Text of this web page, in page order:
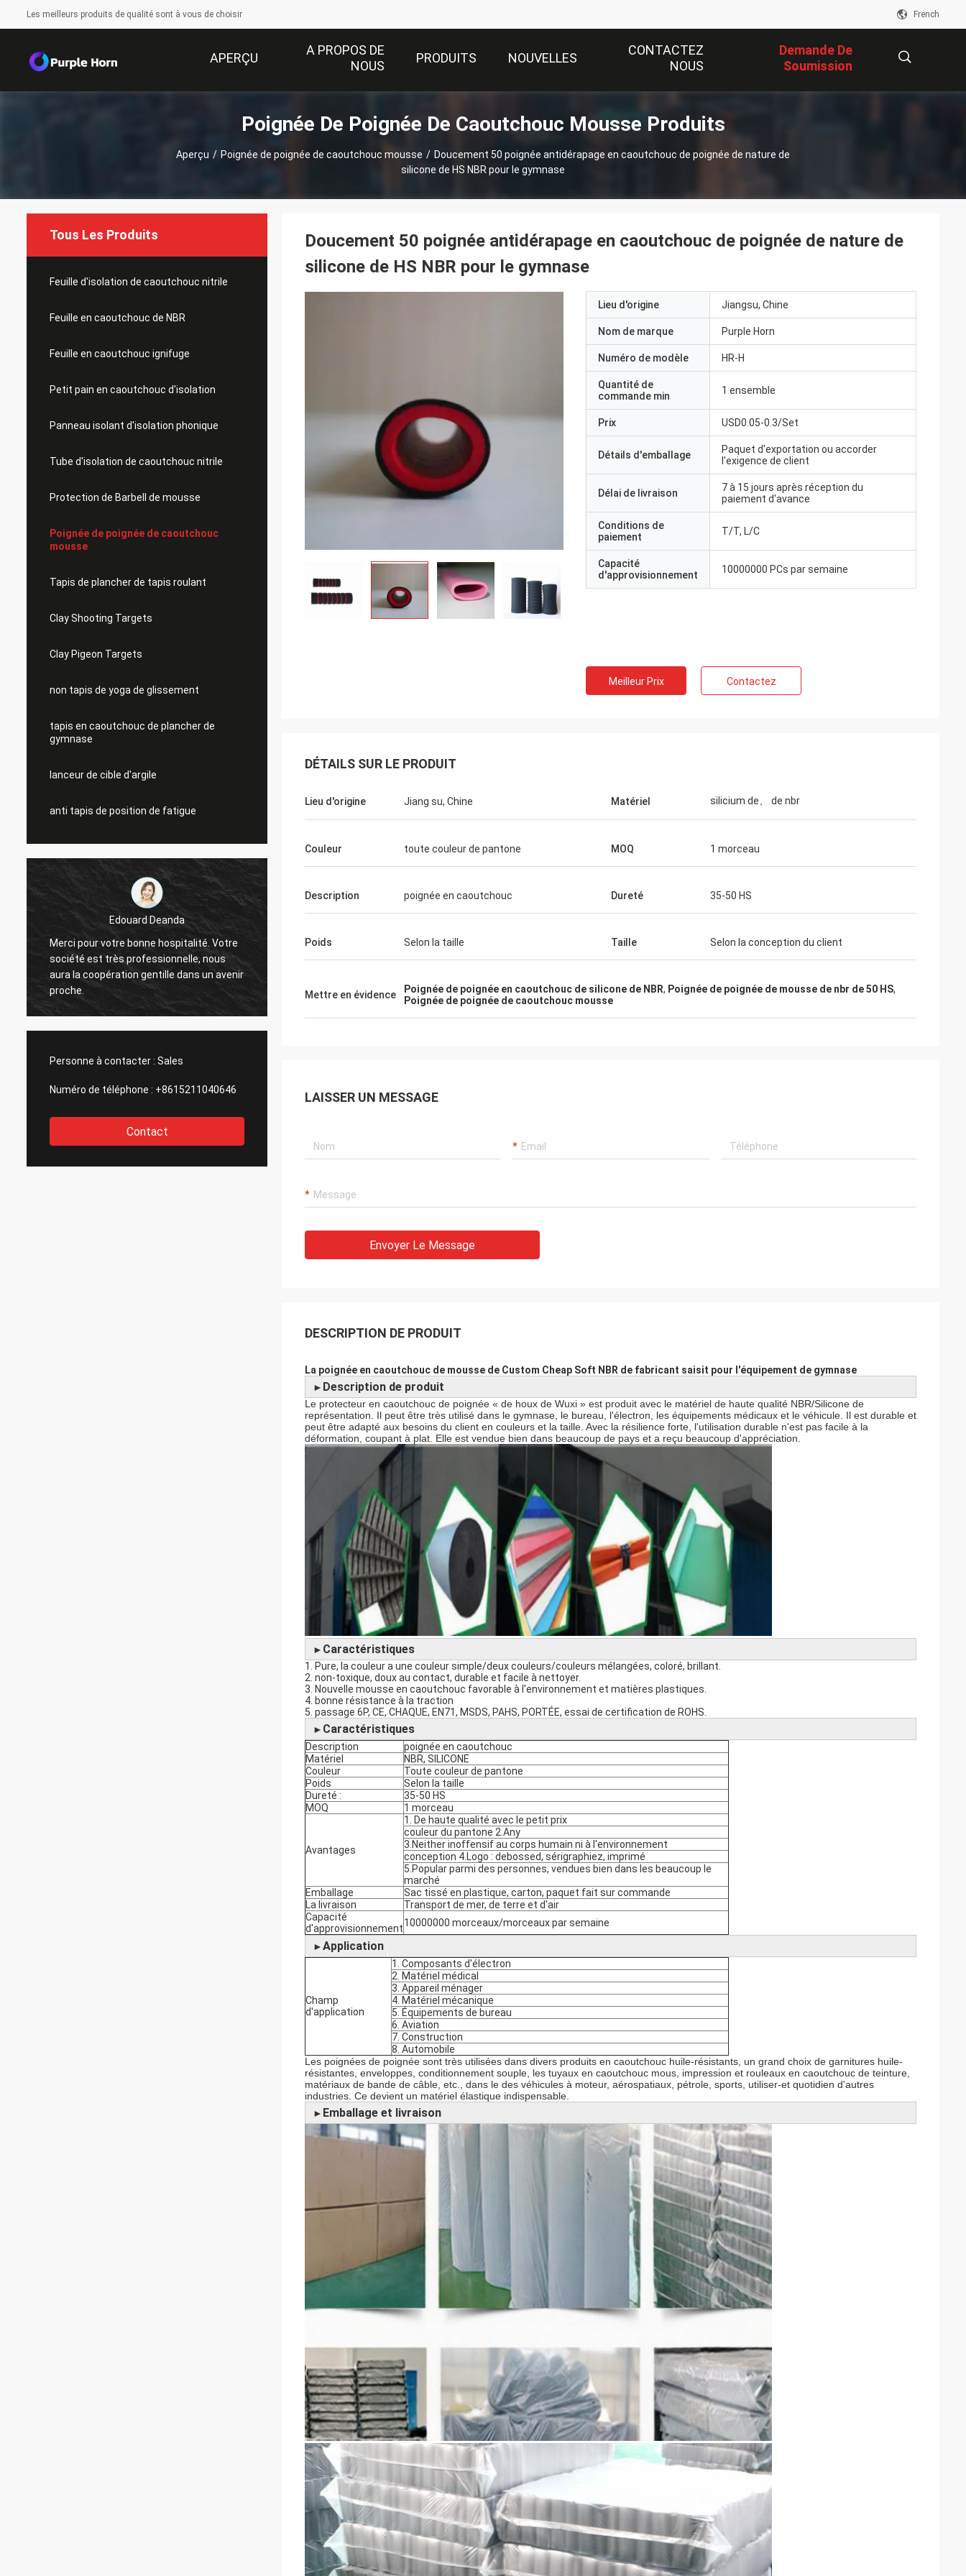
Les meilleurs produits de qualité sont à vous de choisir French
APERÇU
A PROPOS DE
NOUS
PRODUITS NOUVELLES
CONTACTEZ
NOUS
Demande De
Soumission
Poignée De Poignée De Caoutchouc Mousse Produits
Aperçu / Poignée de poignée de caoutchouc mousse / Doucement 50 poignée antidérapage en caoutchouc de poignée de nature de
silicone de HS NBR pour le gymnase
Tous Les Produits
Feuille d'isolation de caoutchouc nitrile
Feuille en caoutchouc de NBR
Feuille en caoutchouc ignifuge
Petit pain en caoutchouc d'isolation
Panneau isolant d'isolation phonique
Tube d'isolation de caoutchouc nitrile
Protection de Barbell de mousse
Poignée de poignée de caoutchouc
mousse
Tapis de plancher de tapis roulant
Clay Shooting Targets
Clay Pigeon Targets
non tapis de yoga de glissement
tapis en caoutchouc de plancher de
gymnase
lanceur de cible d'argile
anti tapis de position de fatigue
Edouard Deanda
Merci pour votre bonne hospitalité. Votre
société est très professionnelle, nous
aura la coopération gentille dans un avenir
proche.
Merci pour votre bonne hospitalité. Votre
société est très professionnelle, nous
aura la coopération gentille dans un avenir
Personne à contacter : Sales
Numéro de téléphone : +8615211040646
Contact
Doucement 50 poignée antidérapage en caoutchouc de poignée de nature de
silicone de HS NBR pour le gymnase
Lieu d'origine Jiangsu, Chine
Nom de marque Purple Horn
Numéro de modèle HR-H
Quantité de
commande min
1 ensemble
Prix USD0.05-0.3/Set
Détails d'emballage
Paquet d'exportation ou accorder
l'exigence de client
Délai de livraison
7 à 15 jours après réception du
paiement d'avance
Conditions de
paiement
T/T, L/C
Capacité
d'approvisionnement
10000000 PCs par semaine
Meilleur Prix Contactez
DÉTAILS SUR LE PRODUIT
Lieu d'origine Jiang su, Chine Matériel silicium de、 de nbr
Couleur toute couleur de pantone MOQ 1 morceau
Description poignée en caoutchouc Dureté 35-50 HS
Poids Selon la taille Taille Selon la conception du client
Mettre en évidence Poignée de poignée en caoutchouc de silicone de NBR, Poignée de poignée de mousse de nbr de 50 HS,
Poignée de poignée de caoutchouc mousse
LAISSER UN MESSAGE
Envoyer Le Message
DESCRIPTION DE PRODUIT
La poignée en caoutchouc de mousse de Custom Cheap Soft NBR de fabricant saisit pour l'équipement de gymnase
► Description de produit
Le protecteur en caoutchouc de poignée « de houx de Wuxi » est produit avec le matériel de haute qualité NBR/Silicone de
représentation. Il peut être très utilisé dans le gymnase, le bureau, l'électron, les équipements médicaux et le véhicule. Il est durable et
peut être adapté aux besoins du client en couleurs et la taille. Avec la résilience forte, l'utilisation durable n'est pas facile à la
déformation, coupant à plat. Elle est vendue bien dans beaucoup de pays et a reçu beaucoup d'appréciation.
► Caractéristiques
1. Pure, la couleur a une couleur simple/deux couleurs/couleurs mélangées, coloré, brillant.
2. non-toxique, doux au contact, durable et facile à nettoyer.
3. Nouvelle mousse en caoutchouc favorable à l'environnement et matières plastiques.
4. bonne résistance à la traction
5. passage 6P, CE, CHAQUE, EN71, MSDS, PAHS, PORTÉE, essai de certification de ROHS.
► Caractéristiques
Description
poignée en caoutchouc
Matériel
NBR, SILICONE
Couleur
Toute couleur de pantone
Poids
Selon la taille
Dureté :
35-50 HS
MOQ
1 morceau
Avantages
1. De haute qualité avec le petit prix
couleur du pantone 2.Any
3.Neither inoffensif au corps humain ni à l'environnement
conception 4.Logo : debossed, sérigraphiez, imprimé
5.Popular parmi des personnes, vendues bien dans les beaucoup le
marché
Emballage
Sac tissé en plastique, carton, paquet fait sur commande
La livraison
Transport de mer, de terre et d'air
Capacité
d'approvisionnement10000000 morceaux/morceaux par semaine
►Application
Champ
d'application
1. Composants d'électron
2. Matériel médical
3. Appareil ménager
4. Matériel mécanique
5. Équipements de bureau
6. Aviation
7. Construction
8. Automobile
Les poignées de poignée sont très utilisées dans divers produits en caoutchouc huile-résistants, un grand choix de garnitures huile-
résistantes, enveloppes, conditionnement souple, les tuyaux en caoutchouc mous, impression et rouleaux en caoutchouc de teinture,
matériaux de bande de câble, etc., dans le des véhicules à moteur, aérospatiaux, pétrole, sports, utiliser-et quotidien d'autres
industries. Ce devient un matériel élastique indispensable.
► Emballage et livraison